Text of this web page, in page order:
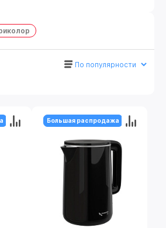
Большая распродажа